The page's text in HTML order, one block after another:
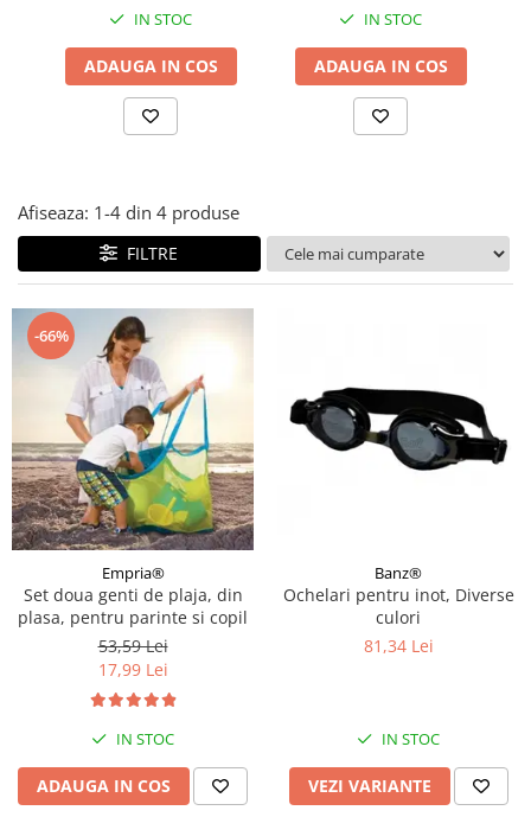
Covorase ortopedice senzoriale
Cuburi magnetice JollyHeap®
Rechizite scolare
Ingrijire adulti
Siguranta animale companie
Carduri Cadou
Propuneri Cadou
Produse Sub 50 Lei
Resigilate
IN STOC
ADAUGA IN COS
IN STOC
ADAUGA IN COS
Afiseaza: 1-4 din 4 produse
FILTRE
-66%
Empria®
Set doua genti de plaja, din
plasa, pentru parinte si copil
53,59 Lei
17,99 Lei
IN STOC
ADAUGA IN COS
Banz®
Ochelari pentru inot, Diverse
culori
81,34 Lei
IN STOC
VEZI VARIANTE